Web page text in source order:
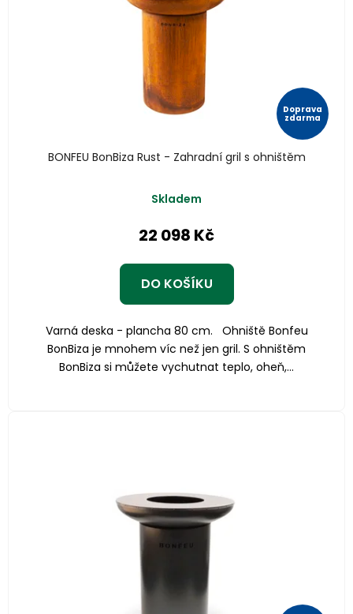
Doprava
zdarma
BONFEU BonBiza Rust - Zahradní gril s ohništěm
hodnocení
je
z
Skladem
22 098 Kč
DO KOŠÍKU
Varná deska - plancha 80 cm. Ohniště Bonfeu
BonBiza je mnohem víc než jen gril. S ohništěm
BonBiza si můžete vychutnat teplo, oheň,...